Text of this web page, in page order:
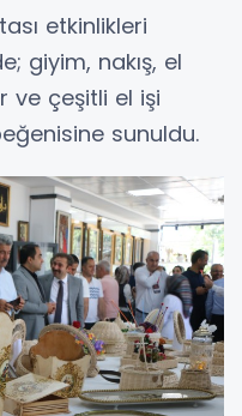
etkinlikleri
giyim, nakış, el
ve çeşitli el işi
sunuldu.